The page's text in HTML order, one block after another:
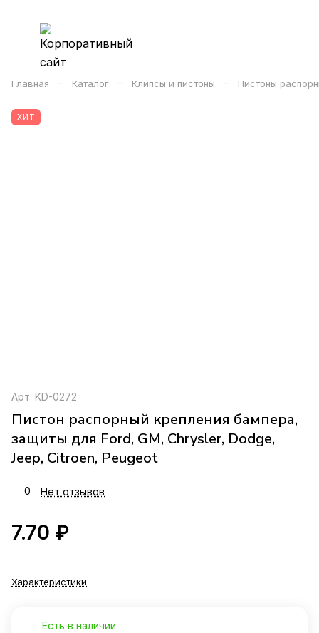
Главная – Каталог – Клипсы и пистоны – Пистоны
ХИТ
Арт. KD-0272
Пистон распорный крепления бампера,
защиты для Ford, GM, Chrysler, Dodge,
Jeep, Citroen, Peugeot
0 Нет отзывов
7.70 ₽
Характеристики
Есть в наличии